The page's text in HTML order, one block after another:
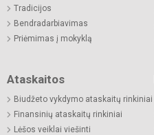
Tradicijos
Bendradarbiavimas
Priėmimas į mokyklą
Ataskaitos
Biudžeto vykdymo ataskaitų rinkiniai
Finansinių ataskaitų rinkiniai
Lėšos veiklai viešinti